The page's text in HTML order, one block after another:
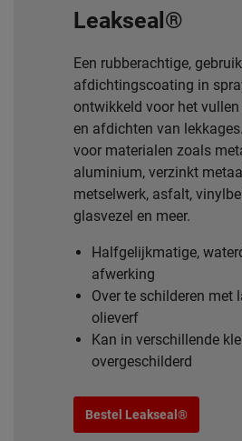
Leakseal®
Een rubberachtige,
afdichtingscoating in
ontwikkeld voor het
en afdichten van
voor materialen zoals
aluminium, verzinkt
metselwerk, asfalt,
glasvezel en meer.
Halfgelijkmatige,
afwerking
Over te schilderen met
olieverf
Kan in verschillende
overgeschilderd
Bestel Leakseal®